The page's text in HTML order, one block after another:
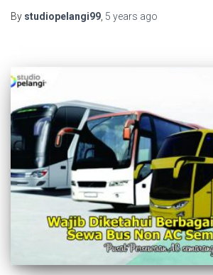
By studiopelangi99 5 years ago